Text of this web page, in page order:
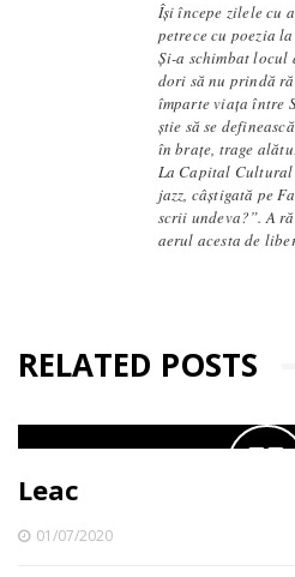
Își începe zilele cu
petrece cu poezia
Și-a schimbat locul
dori să nu prindă
împarte viața între
știe să se
în brațe, trage
La Capital Cultural
jazz, câștigată pe
scrii undeva?”. A
aerul acesta de
RELATED POSTS
Leac
01/07/2020